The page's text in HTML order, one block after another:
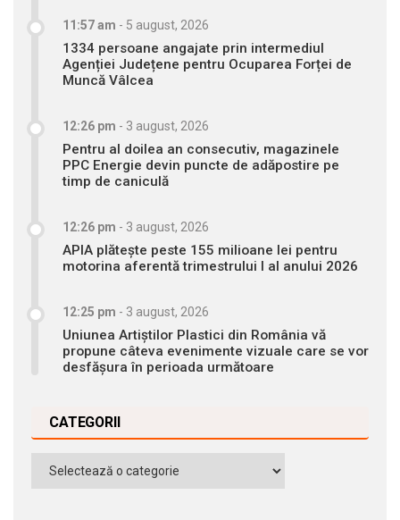
11:57 am - 5 august, 2026
1334 persoane angajate prin intermediul
Agenției Județene pentru Ocuparea Forței de
Muncă Vâlcea
12:26 pm - 3 august, 2026
Pentru al doilea an consecutiv, magazinele
PPC Energie devin puncte de adăpostire pe
timp de caniculă
12:26 pm - 3 august, 2026
APIA plătește peste 155 milioane lei pentru
motorina aferentă trimestrului I al anului 2026
12:25 pm - 3 august, 2026
Uniunea Artiștilor Plastici din România vă
propune câteva evenimente vizuale care se vor
desfășura în perioada următoare
CATEGORII
Categorii